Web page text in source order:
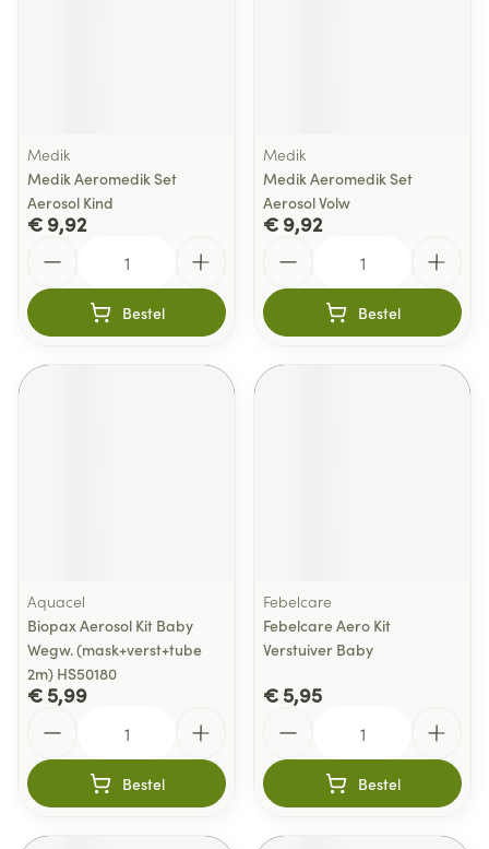
Medik
Medik Aeromedik Set
Aerosol Kind
€ 9,92
Bestel
Medik
Medik Aeromedik Set
Aerosol Volw
€ 9,92
Bestel
Aquacel
Biopax Aerosol Kit Baby
Wegw. (mask+verst+tube
2m) HS50180
€ 5,99
Bestel
Febelcare
Febelcare Aero Kit
Verstuiver Baby
€ 5,95
Bestel